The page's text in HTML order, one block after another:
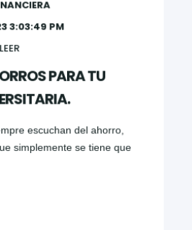
3:03:49 PM
PARA TU
escuchan del ahorro,
simplemente se tiene que